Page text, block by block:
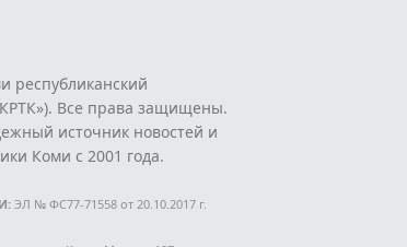
республиканский
Все права защищены.
источник новостей и
Коми с 2001 года.
ЭЛ № ФС77-71558 от 20.10.2017 г.